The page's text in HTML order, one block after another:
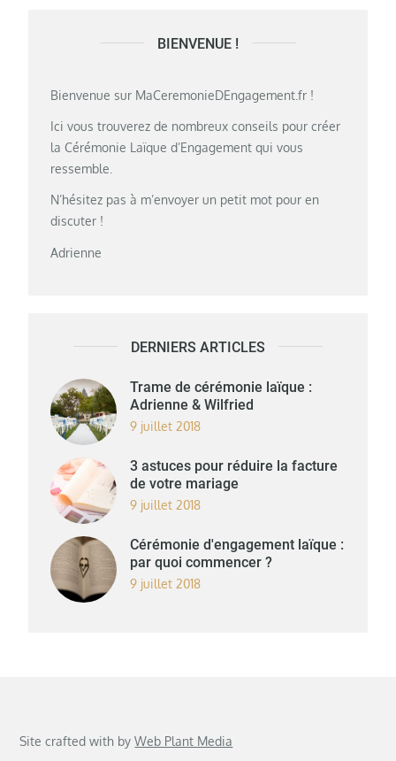
BIENVENUE !
Bienvenue sur MaCeremonieDEngagement.fr !
Ici vous trouverez de nombreux conseils pour créer
la Cérémonie Laïque d’Engagement qui vous
ressemble.
N’hésitez pas à m’envoyer un petit mot pour en
discuter !
Adrienne
DERNIERS ARTICLES
Trame de cérémonie laïque :
Adrienne & Wilfried
9 juillet 2018
3 astuces pour réduire la facture
de votre mariage
9 juillet 2018
Cérémonie d'engagement laïque :
par quoi commencer ?
9 juillet 2018
Site crafted with byWeb Plant Media